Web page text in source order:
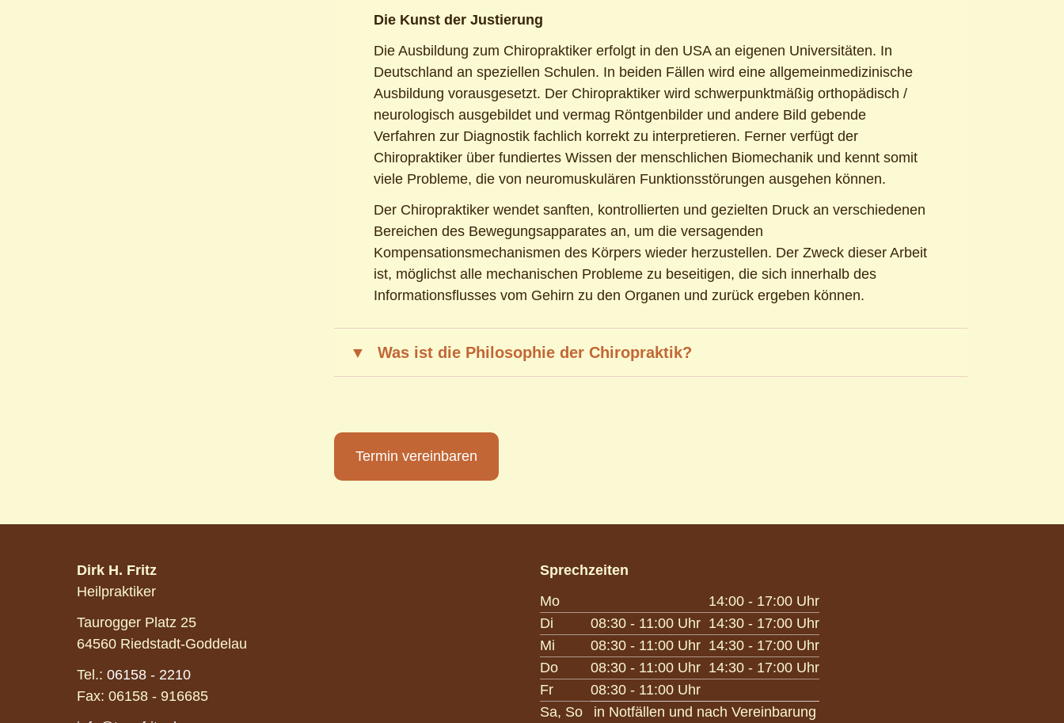
Die Kunst der Justierung
Die Ausbildung zum Chiropraktiker erfolgt in den USA an eigenen Universitäten. In
Deutschland an speziellen Schulen. In beiden Fällen wird eine allgemeinmedizinische
Ausbildung vorausgesetzt. Der Chiropraktiker wird schwerpunktmäßig orthopädisch /
neurologisch ausgebildet und vermag Röntgenbilder und andere Bild gebende
Verfahren zur Diagnostik fachlich korrekt zu interpretieren. Ferner verfügt der
Chiropraktiker über fundiertes Wissen der menschlichen Biomechanik und kennt somit
viele Probleme, die von neuromuskulären Funktionsstörungen ausgehen können.
Der Chiropraktiker wendet sanften, kontrollierten und gezielten Druck an verschiedenen
Bereichen des Bewegungsapparates an, um die versagenden
Kompensationsmechanismen des Körpers wieder herzustellen. Der Zweck dieser Arbeit
ist, möglichst alle mechanischen Probleme zu beseitigen, die sich innerhalb des
Informationsflusses vom Gehirn zu den Organen und zurück ergeben können.
Was ist die Philosophie der Chiropraktik?
Termin vereinbaren
Dirk H. Fritz
Heilpraktiker
Taurogger Platz 25
64560 Riedstadt-Goddelau
Tel.: 06158 - 2210
Fax: 06158 - 916685
Sprechzeiten
Mo
14:00 - 17:00 Uhr
Di
08:30 - 11:00 Uhr 14:30 - 17:00 Uhr
Mi
08:30 - 11:00 Uhr 14:30 - 17:00 Uhr
Do
08:30 - 11:00 Uhr 14:30 - 17:00 Uhr
Fr
08:30 - 11:00 Uhr
Sa, So
in Notfällen und nach Vereinbarung